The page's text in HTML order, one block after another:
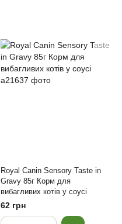
Royal Canin Sensory Taste in
Gravy 85г Корм ​​для
вибагливих котів у соусі
62 грн